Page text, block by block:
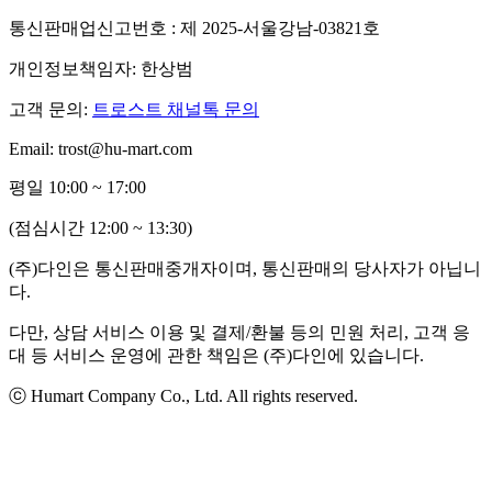
통신판매업신고번호 : 제 2025-서울강남-03821호
개인정보책임자: 한상범
고객 문의: 트로스트 채널톡 문의
Email: trost@hu-mart.com
평일 10:00 ~ 17:00
(점심시간 12:00 ~ 13:30)
(주)다인은 통신판매중개자이며, 통신판매의 당사자가 아닙니
다.
다만, 상담 서비스 이용 및 결제/환불 등의 민원 처리, 고객 응
대 등 서비스 운영에 관한 책임은 (주)다인에 있습니다.
ⓒ Humart Company Co., Ltd. All rights reserved.